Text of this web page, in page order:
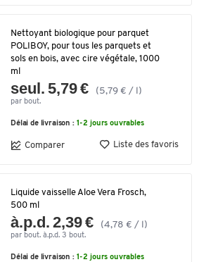
Nettoyant biologique pour parquet
POLIBOY, pour tous les parquets et
sols en bois, avec cire végétale, 1000
ml
seul. 5,79 € (5,79 € / l)
par bout.
Délai de livraison : 1-2 jours ouvrables
Comparer Liste des favoris
Liquide vaisselle Aloe Vera Frosch,
500 ml
à.p.d. 2,39 € (4,78 € / l)
par bout. à.p.d. 3 bout.
Délai de livraison : 1-2 jours ouvrables